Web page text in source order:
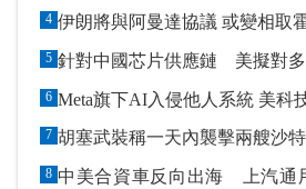
4 伊朗將與阿曼達協議
5 針對中國芯片供應鏈 美擬對多
6 Meta旗下AI入侵他人系統 美科
7 胡塞武裝稱一天內襲擊兩艘沙
8 中美合資車反向出海 上汽通